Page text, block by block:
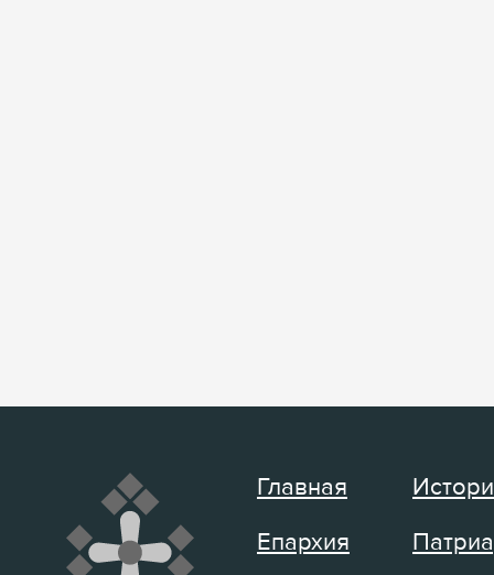
Главная
Епархия